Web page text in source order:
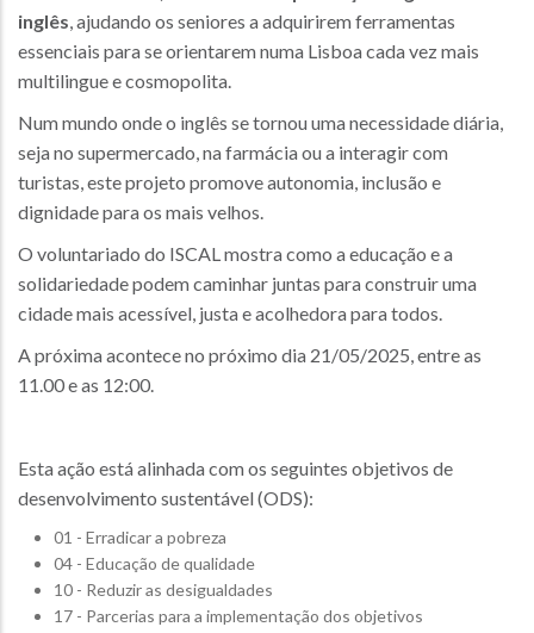
inglês, ajudando os seniores a adquirirem ferramentas
essenciais para se orientarem numa Lisboa cada vez mais
multilingue e cosmopolita.
Num mundo onde o inglês se tornou uma necessidade diária,
seja no supermercado, na farmácia ou a interagir com
turistas, este projeto promove autonomia, inclusão e
dignidade para os mais velhos.
O voluntariado do ISCAL mostra como a educação e a
solidariedade podem caminhar juntas para construir uma
cidade mais acessível, justa e acolhedora para todos.
A próxima acontece no próximo dia 21/05/2025, entre as
11.00 e as 12:00.
Esta ação está alinhada com os seguintes objetivos de
desenvolvimento sustentável (ODS):
01 - Erradicar a pobreza
04 - Educação de qualidade
10 - Reduzir as desigualdades
17 - Parcerias para a implementação dos objetivos